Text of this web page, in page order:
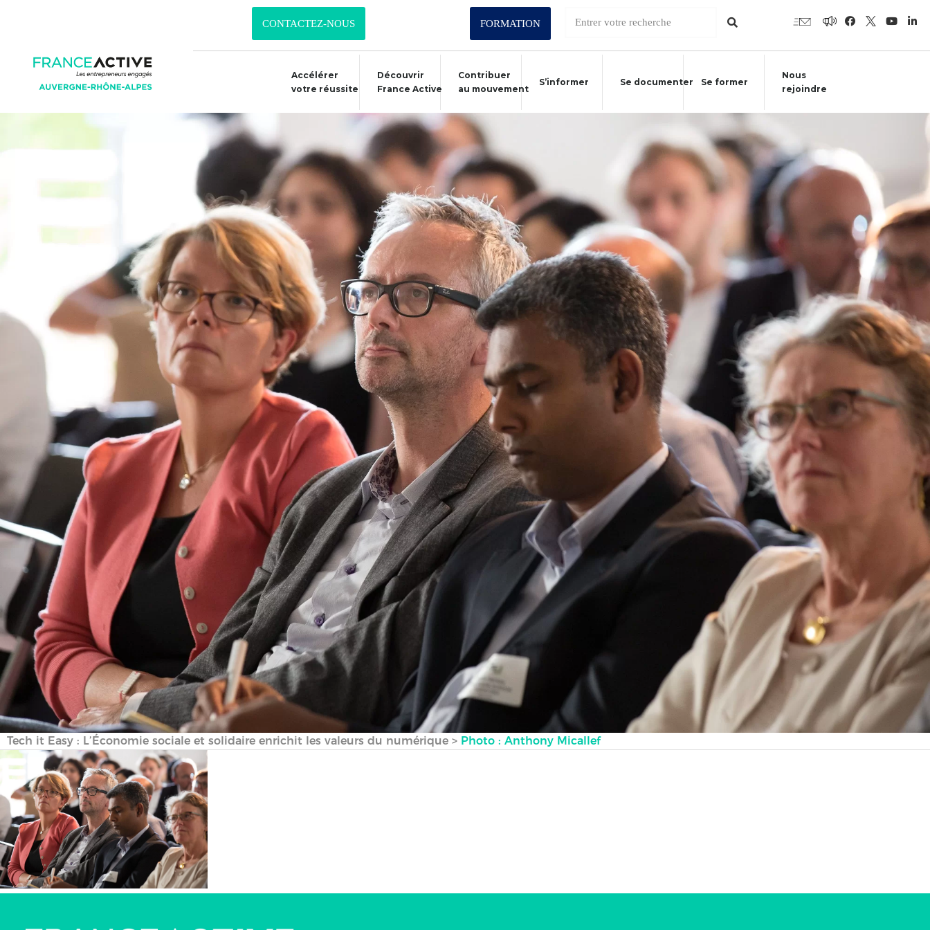
CONTACTEZ-NOUS FORMATION
Accélérer
votre réussite
Découvrir
France Active
Contribuer
au mouvement
S’informer Se documenter Se former
Nous
rejoindre
Tech it Easy : L’Économie sociale et solidaire enrichit les valeurs du numérique > Photo : Anthony Micallef